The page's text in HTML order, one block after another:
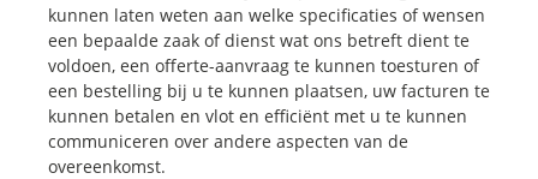
kunnen laten weten aan welke specificaties of wensen
een bepaalde zaak of dienst wat ons betreft dient te
voldoen, een offerte-aanvraag te kunnen toesturen of
een bestelling bij u te kunnen plaatsen, uw facturen te
kunnen betalen en vlot en efficiënt met u te kunnen
communiceren over andere aspecten van de
overeenkomst.